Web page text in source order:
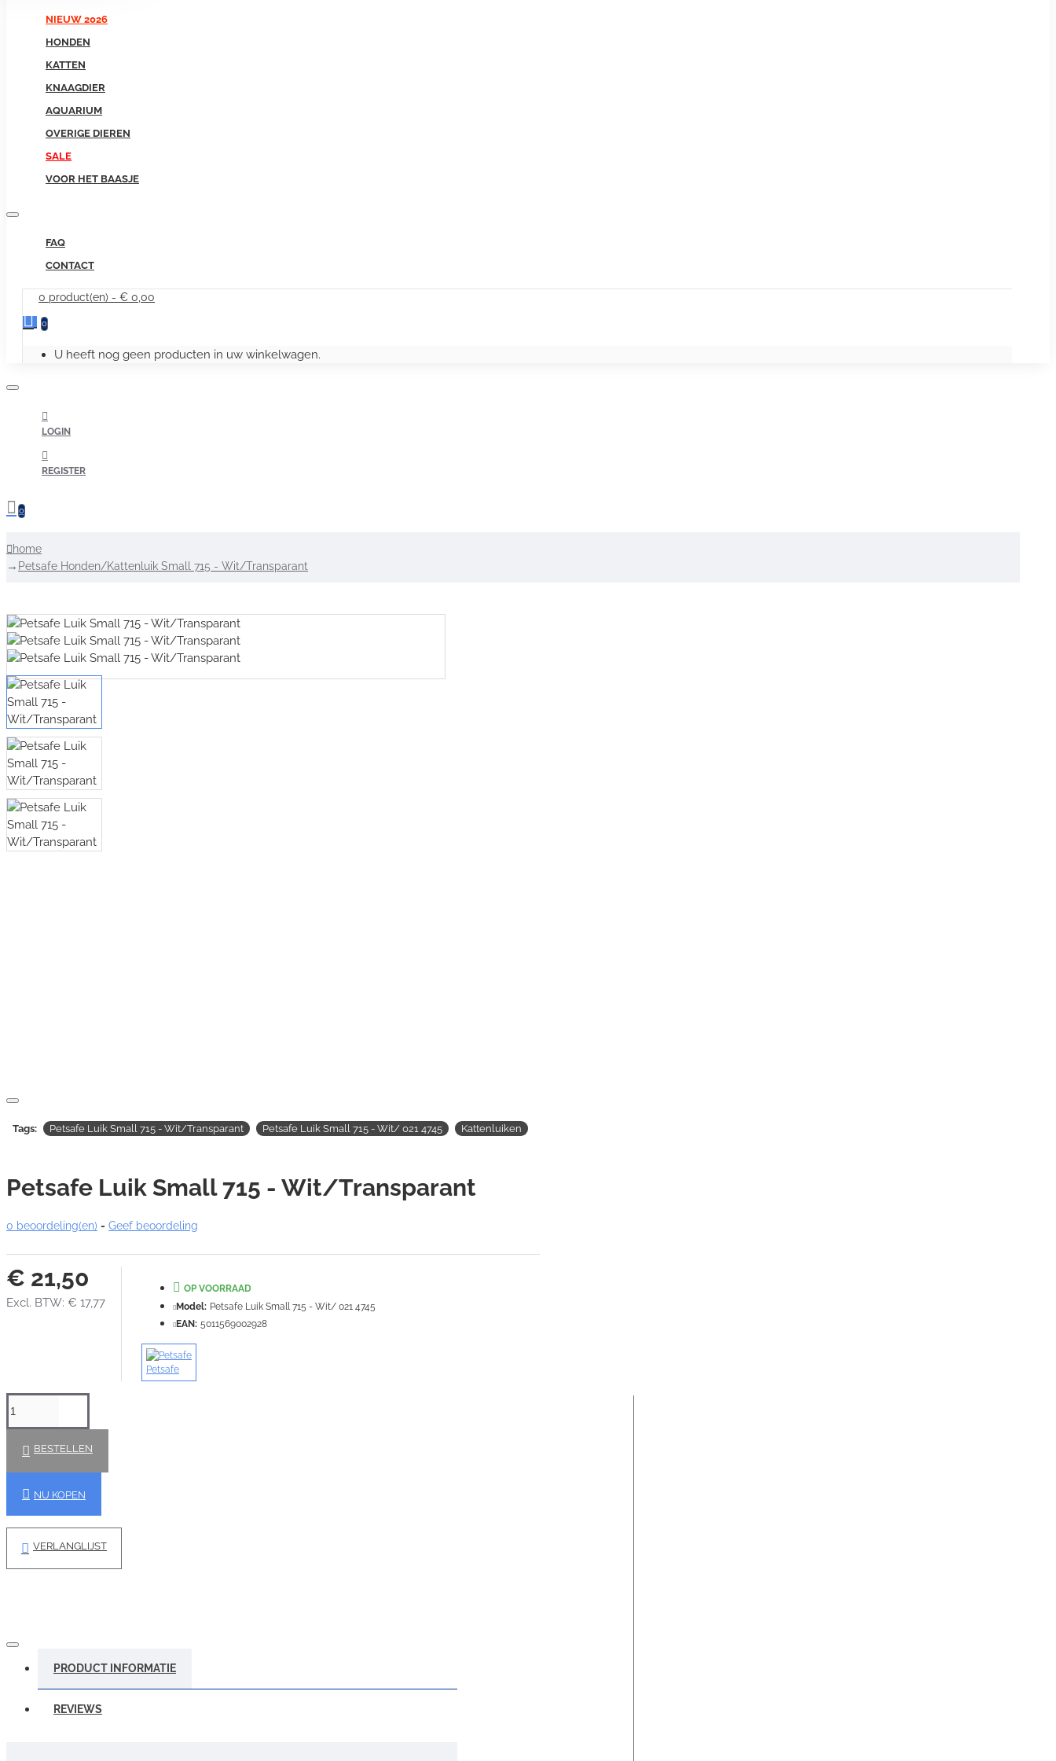
NIEUW 2026
HONDEN
KATTEN
KNAAGDIER
AQUARIUM
OVERIGE DIEREN
SALE
VOOR HET BAASJE
FAQ
CONTACT
0 product(en) - € 0,00
0
U heeft nog geen producten in uw winkelwagen.
LOGIN
REGISTER
0
home
Petsafe Honden/Kattenluik Small 715 - Wit/Transparant
Tags: Petsafe Luik Small 715 - Wit/Transparant Petsafe Luik Small 715 - Wit/ 021 4745 Kattenluiken
Petsafe Luik Small 715 - Wit/Transparant
0 beoordeling(en) - Geef beoordeling
€ 21,50
Excl. BTW: € 17,77
OP VOORRAAD
Model: Petsafe Luik Small 715 - Wit/ 021 4745
EAN: 5011569002928
Petsafe
BESTELLEN
NU KOPEN
VERLANGLIJST
PRODUCT INFORMATIE
REVIEWS